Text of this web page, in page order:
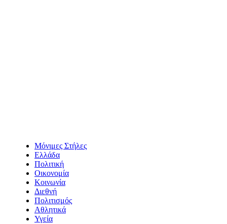
Μόνιμες Στήλες
Ελλάδα
Πολιτική
Οικονομία
Κοινωνία
Διεθνή
Πολιτισμός
Αθλητικά
Υγεία